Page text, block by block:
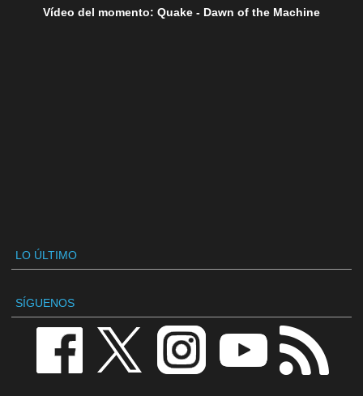
Vídeo del momento: Quake - Dawn of the Machine
LO ÚLTIMO
SÍGUENOS